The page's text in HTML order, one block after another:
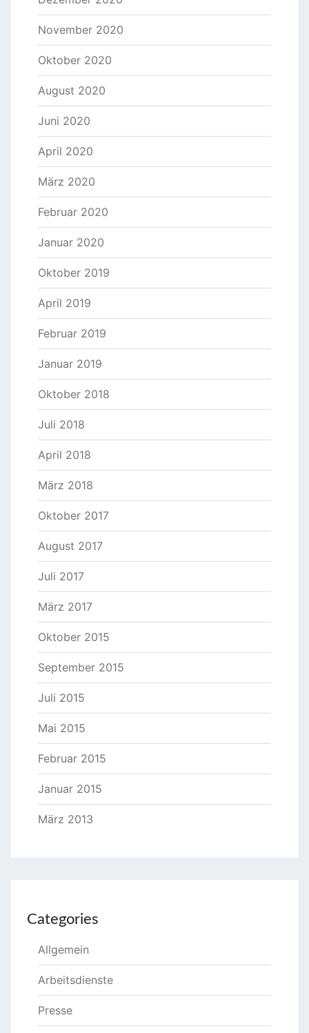
November 2020
Oktober 2020
August 2020
Juni 2020
April 2020
März 2020
Februar 2020
Januar 2020
Oktober 2019
April 2019
Februar 2019
Januar 2019
Oktober 2018
Juli 2018
April 2018
März 2018
Oktober 2017
August 2017
Juli 2017
März 2017
Oktober 2015
September 2015
Juli 2015
Mai 2015
Februar 2015
Januar 2015
März 2013
Categories
Allgemein
Arbeitsdienste
Presse